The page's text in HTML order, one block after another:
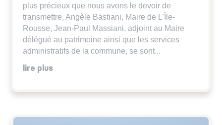
plus précieux que nous avons le devoir de
transmettre, Angèle Bastiani, Maire de L'Île-
Rousse, Jean-Paul Massiani, adjoint au Maire
délégué au patrimoine ainsi que les services
administratifs de la commune, se sont...
lire plus